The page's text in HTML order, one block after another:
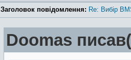
Заголовок повідомлення: Re: Вибір
Doomas